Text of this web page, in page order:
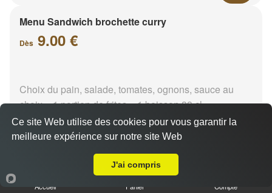
Menu Sandwich brochette curry
Dès 9.00 €
Choix du pain, salade, tomates, ognons, sauce au
choix + 1 portion de frites + 1 boisson 33 cl
Menu Sandwich brochette
paprika
Accueil Panier Compte
Ce site Web utilise des cookies pour vous garantir la
meilleure expérience sur notre site Web
J'ai compris